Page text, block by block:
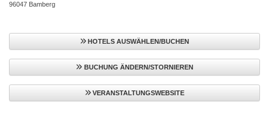
96047 Bamberg
HOTELS AUSWÄHLEN/BUCHEN
BUCHUNG ÄNDERN/STORNIEREN
VERANSTALTUNGSWEBSITE